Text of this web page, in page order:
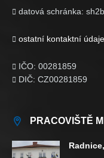
 datová schránka:
 ostatní kontaktní
 IČO: 00281859
 DIČ: CZ00281859
PRACOVIŠTĚ